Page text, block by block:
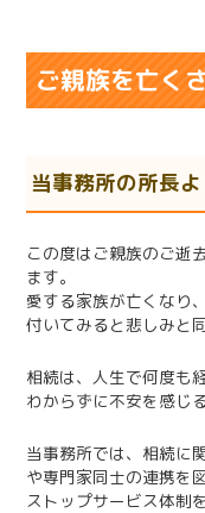
ご親族を亡く
当事務所の所長
この度はご親族のご逝
ます。
愛する家族が亡くなり
付いてみると悲しみと
相続は、人生で何度も
わからずに不安を感じ
当事務所では、相続に
や専門家同士の連携を
ストップサービス体制